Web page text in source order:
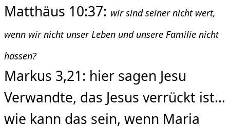
Matthäus 10:37: wir sind seiner nicht wert,
wenn wir nicht unser Leben und unsere Familie nicht
hassen?
Markus 3,21: hier sagen Jesu
Verwandte, das Jesus verrückt ist…
wie kann das sein, wenn Maria